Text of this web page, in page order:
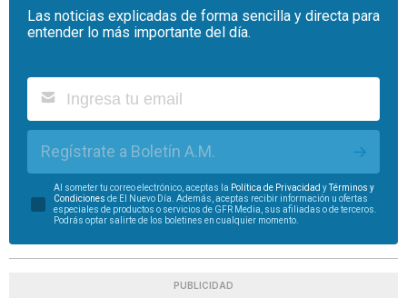
Las noticias explicadas de forma sencilla y directa para
entender lo más importante del día.
Regístrate a Boletín A.M.
Al someter tu correo electrónico, aceptas la Política de Privacidad yTérminos y
Condiciones de El Nuevo Día. Además, aceptas recibir información u ofertas
especiales de productos o servicios de GFR Media, sus afiliadas o de terceros.
Podrás optar salirte de los boletines en cualquier momento.
PUBLICIDAD